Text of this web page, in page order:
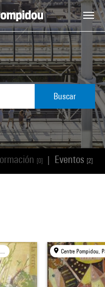
Buscar
[0] Eventos [2]
Centre Georges Pompidou, Paris | Grande Halle de la Villette, Paris Centre Pompidou,